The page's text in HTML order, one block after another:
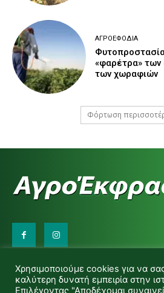
ΑΓΡΟΕΦΌΔΙΑ
«φαρέτρα»
των χωραφιών
Φόρτωση
d.makas@yahoo.gr
info@agrofitro.gr
Μακάς Ντίνος
Χρησιμοποιούμε cookies για να
καλύτερη δυνατή εμπειρία στην
Επιλέγοντας "Αποδέχομαι